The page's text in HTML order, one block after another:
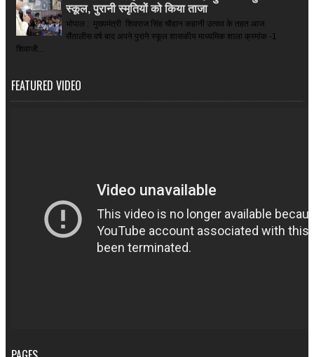
स्कूल, पुरानी स्मृतियों को किया ताजा
भोपाल : मुख्यमंत्री शिवराज सिंह चौहान कहानी उत्सव के तहत आज
सैंतालीस वर्ष बाद अपने पुराने स्कूल शासकीय माध्यमिक शाला क्रमांक -1
शिवाजी...
FEATURED VIDEO